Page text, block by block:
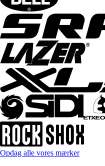
Opdag alle vores mærker